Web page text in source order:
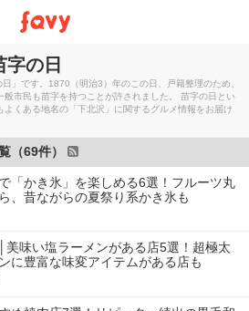
字の日
」です。1870（明治3）年のこの日、戸籍整理のため、
般市民も苗字を持つことが許されました。 苗字の日とい
よくある地名の「下北沢」に関するグルメ情報をお届け
（69件）
「かき氷」を楽しめる6選！フルーツ丸
、昔ながらの夏祭り系かき氷も
美味い塩ラーメンがある店5選！超極太
に豊富な味変アイテムがある店も